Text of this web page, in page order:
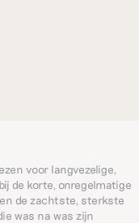
voor langvezelige,
de korte, onregelmatige
de zachtste, sterkste
was na was zijn